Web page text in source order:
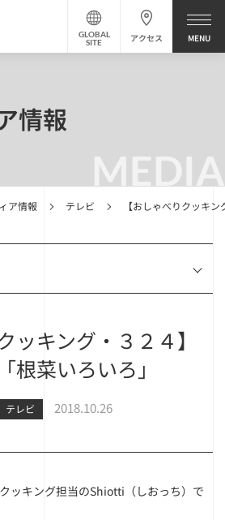
アクセス
GLOBAL
SITE
MEDIA
ア情報 テレビ 【おしゃべりクッキ
情報
ッキング・３２４】
根菜いろいろ」
テレビ 2018.10.26
ッキング担当のShiotti （しおっち）で